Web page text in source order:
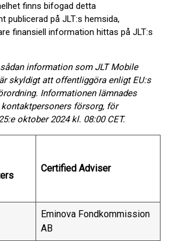
finns bifogad detta
publicerad på JLT:s hemsida,
finansiell information hittas på JLT:s
information som JLT Mobile
skyldigt att offentliggöra enligt EU:s
Informationen lämnades
försorg, för
oktober 2024 kl. 08:00 CET.
Certified Adviser
Eminova Fondkommission
AB